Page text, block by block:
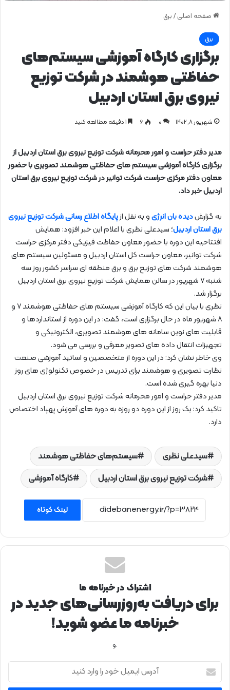
صفحه اصلی / برق
برق
برگزاری کارگاه آموزشی سیستم‌های
حفاظتی هوشمند در شرکت توزیع
نیروی برق استان اردبیل
شهریور ۸, ۱۴۰۲ 0 ۶
مدیر دفتر حراست و امور محرمانه شرکت توزیع نیروی برق استان اردبیل از
برگزاری کارگاه آموزشی سیستم های حفاظتی هوشمند تصویری با حضور
معاون دفتر مرکزی حراست شرکت توانیر در شرکت توزیع نیروی برق استان
اردبیل خبر داد.
به گزارشدیده بان انرژیو به نقل ازپایگاه اطلاع رسانی شرکت توزیع نیروی
برق استان اردبیل؛ سیدعلی نظری با اعلام این خبر افزود: همایش
افتتاحیه این دوره با حضور معاون حفاظت فیزیکی دفتر مرکزی حراست
شرکت توانیر، معاون حراست کل استان اردبیل و مسئولین سیستم های
هوشمند شرکت های توزیع برق و برق منطقه ای سراسر کشور روز سه
شنبه ۷ شهریور در سالن همایش شرکت توزیع نیروی برق استان اردبیل
برگزار شد.
نظری با بیان این که کارگاه آموزشی سیستم های حفاظتی هوشمند ۷ و
۸ شهریور ماه در حال برگزاری است، گفت: در این دوره از استانداردها و
قابلیت های نوین سامانه های هوشمند تصویری، الکترونیکی و
تجهیزات انتقال داده های تصویر معرفی و بررسی می شود.
وی خاطر نشان کرد: در این دوره از متخصصین و اساتید آموزشی صنعت
نظارت تصویری و هوشمند برای تدریس در خصوص تکنولوژی های روز
دنیا بهره گیری شده است.
مدیر دفتر حراست و امور محرمانه شرکت توزیع نیروی برق استان اردبیل
تاکید کرد: یک روز از این دوره دو روزه به دوره های آموزش پهپاد اختصاص
دارد.
سیدعلی نظری
سیستم‌های حفاظتی هوشمند
شرکت توزیع نیروی برق استان اردبیل
کارگاه آموزشی
لینک کوتاه
اشتراک در خبرنامه ما
برای دریافت به‌روزرسانی‌های جدید در
خبرنامه ما عضو شوید!
.و
آ
ر